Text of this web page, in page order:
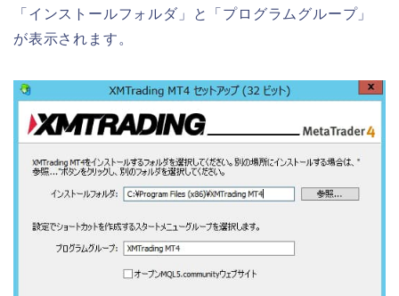
「インストールフォルダ」と「プログラムグループ」
が表示されます。